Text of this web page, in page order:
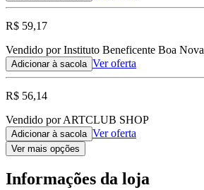
R$ 59,17
Vendido por Instituto Beneficente Boa Nova
Adicionar à sacola Ver oferta
R$ 56,14
Vendido por ARTCLUB SHOP
Adicionar à sacola Ver oferta
Ver mais opções
Informações da loja